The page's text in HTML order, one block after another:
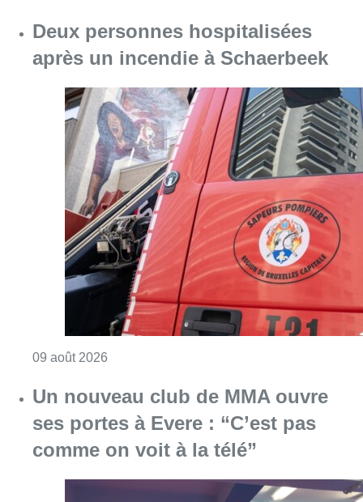
Deux personnes hospitalisées
après un incendie à Schaerbeek
09 août 2026
Un nouveau club de MMA ouvre
ses portes à Evere : “C’est pas
comme on voit à la télé”